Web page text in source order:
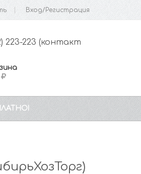
Вход/Регистрация
223-223 (контакт